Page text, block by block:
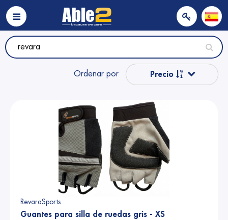
Ordenar por Precio
Popular
Nombre
Nombre
Precio
RevaraSports
Guantes para silla de ruedas gris - XS